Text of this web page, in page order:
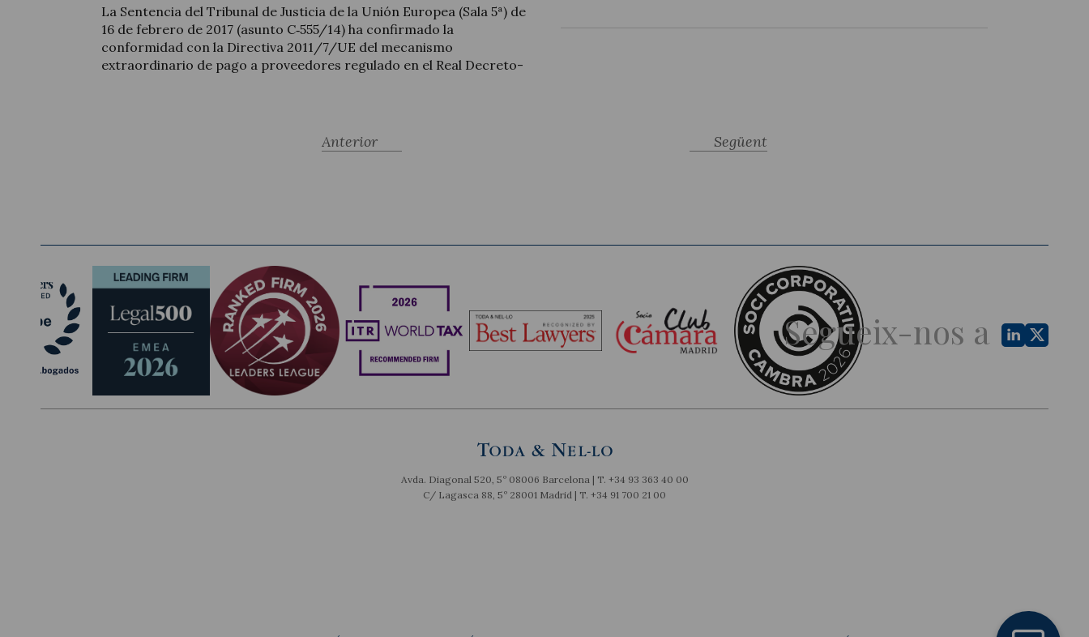
La Sentencia del Tribunal de Justicia de la Unión Europea (Sala 5ª) de
16 de febrero de 2017 (asunto C‑555/14) ha confirmado la
conformidad con la Directiva 2011/7/UE del mecanismo
extraordinario de pago a proveedores regulado en el Real Decreto-
Següent
Anterior
Segueix-nos a
Avda. Diagonal 520, 5º 08006 Barcelona | T. +34 93 363 40 00
C/ Lagasca 88, 5º 28001 Madrid | T. +34 91 700 21 00